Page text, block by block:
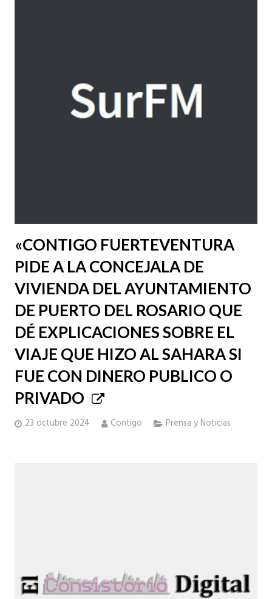
«CONTIGO FUERTEVENTURA
PIDE A LA CONCEJALA DE
VIVIENDA DEL AYUNTAMIENTO
DE PUERTO DEL ROSARIO QUE
DÉ EXPLICACIONES SOBRE EL
VIAJE QUE HIZO AL SAHARA SI
FUE CON DINERO PUBLICO O
PRIVADO
23 octubre 2024 Contigo Prensa y Noticias